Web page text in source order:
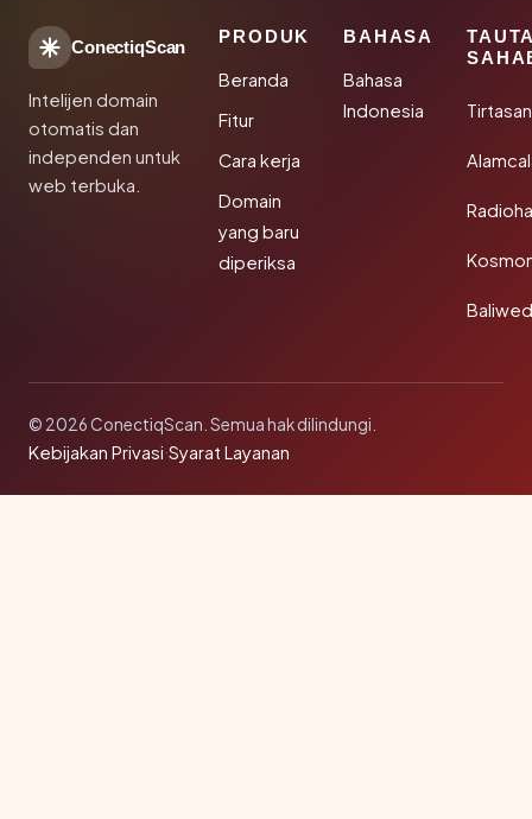
ConectiqScan
Intelijen domain
otomatis dan
independen untuk
web terbuka.
PRODUK
Beranda
Fitur
Cara kerja
Domain
yang baru
diperiksa
BAHASA
Bahasa
Indonesia
© 2026 ConectiqScan. Semua hak dilindungi.
Kebijakan Privasi·Syarat Layanan